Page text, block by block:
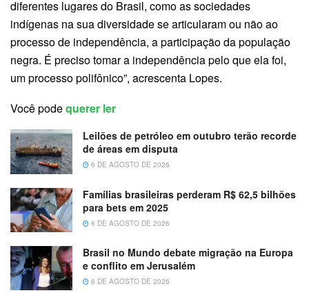
diferentes lugares do Brasil, como as sociedades
indígenas na sua diversidade se articularam ou não ao
processo de independência, a participação da população
negra. É preciso tomar a independência pelo que ela foi,
um processo polifônico”, acrescenta Lopes.
Você podequerer ler
Leilões de petróleo em outubro terão recorde
de áreas em disputa
6 DE AGOSTO DE 2026
Famílias brasileiras perderam R$ 62,5 bilhões
para bets em 2025
6 DE AGOSTO DE 2026
Brasil no Mundo debate migração na Europa
e conflito em Jerusalém
6 DE AGOSTO DE 2026